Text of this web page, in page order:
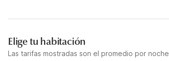
Elige tu habitación
Las tarifas mostradas son el promedio por